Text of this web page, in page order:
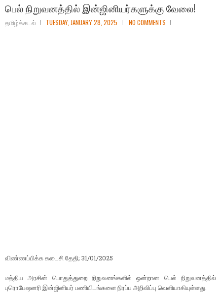
பெல் நிறுவனத்தில் இன்ஜினியர்களுக்கு வேலை!
தமிழ்க்கடல் TUESDAY, JANUARY 28, 2025 NO COMMENTS
விண்ணப்பிக்க கடைசி தேதி; 31/01/2025
மத்திய அரசின் பொதுத்துறை நிறுவனங்களில் ஒன்றான பெல் நிறுவனத்தில்
புரொபேஷனரி இன்ஜினியர் பணியிடங்களை நிரப்ப அறிவிப்பு வெளியாகியுள்ளது.